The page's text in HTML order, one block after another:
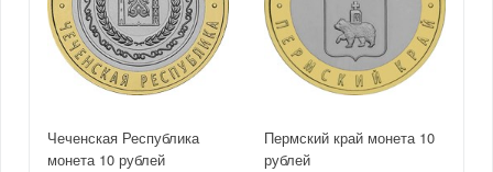
Чеченская Республика
монета 10 рублей
Пермский край монета 10
рублей